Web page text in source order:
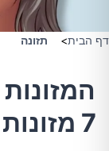
דף הבית> תזונה
7